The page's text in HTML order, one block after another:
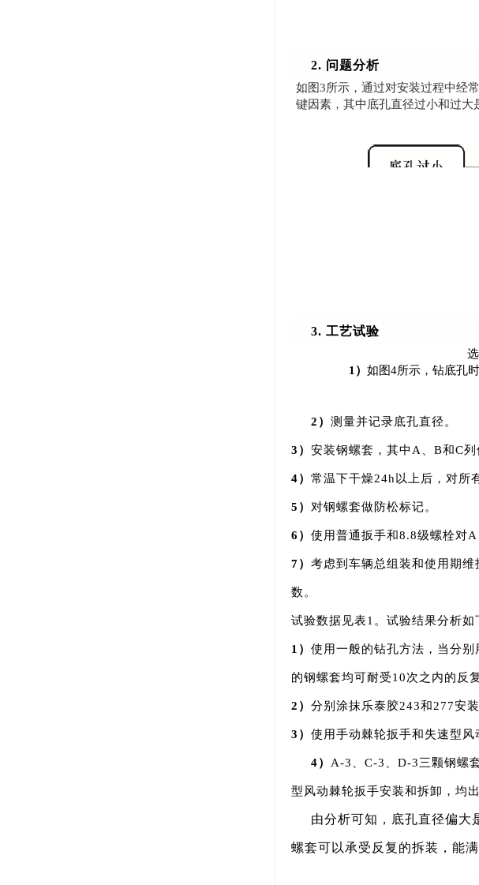
2. 问题分析
如图3所示，通过对安装过程中经
键因素，其中底孔直径过小和过
3. 工艺试验
1） 如图4所示，钻底孔
2） 测量并记录底孔直径。
3） 安装钢螺套，其中A、B和C
4） 常温下干燥24h以上后，对所
5） 对钢螺套做防松标记。
6） 使用普通扳手和8.8级螺栓对
7） 考虑到车辆总组装和使用期
数。
试验数据见表1。试验结果分析如
1） 使用一般的钻孔方法，当分
的钢螺套均可耐受10次之内的反
2） 分别涂抹乐泰胶243和277安
3） 使用手动棘轮扳手和失速型风
4） A-3、C-3、D-3三颗钢螺
型风动棘轮扳手安装和拆卸，均
由分析可知，底孔直径偏大
螺套可以承受反复的拆装，能满